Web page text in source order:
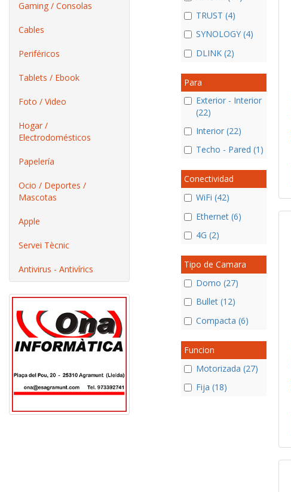
Gaming / Consolas
Cables
Periféricos
Tablets / Ebook
Foto / Video
Hogar /
Electrodomésticos
Papelería
Ocio / Deportes /
Mascotas
Apple
Servei Tècnic
Antivirus - Antivírics
TRUST (4)
SYNOLOGY (4)
DLINK (2)
Para
Exterior - Interior
(22)
Interior (22)
Techo - Pared (1)
Conectividad
WiFi (42)
Ethernet (6)
4G (2)
Tipo de Camara
Domo (27)
Bullet (12)
Compacta (6)
Funcion
Motorizada (27)
Fija (18)